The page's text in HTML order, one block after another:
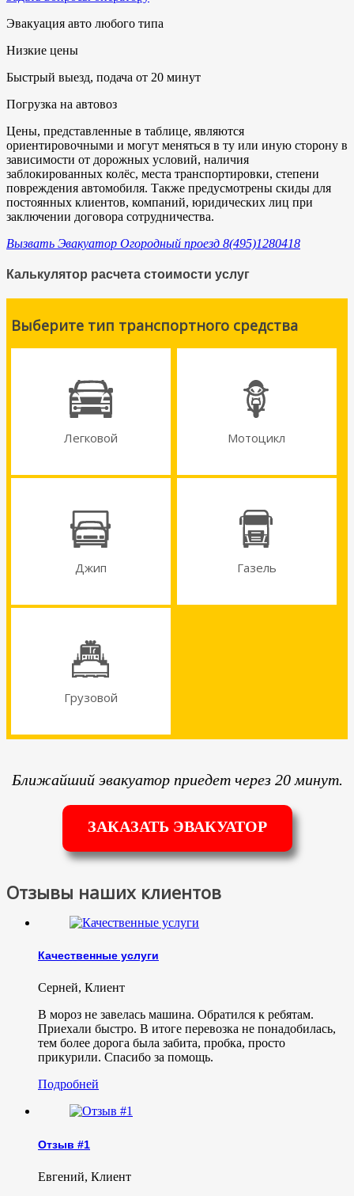
Эвакуация авто любого типа
Низкие цены
Быстрый выезд, подача от 20 минут
Погрузка на автовоз
Цены, представленные в таблице, являются
ориентировочными и могут меняться в ту или иную сторону в
зависимости от дорожных условий, наличия
заблокированных колёс, места транспортировки, степени
повреждения автомобиля. Также предусмотрены скиды для
постоянных клиентов, компаний, юридических лиц при
заключении договора сотрудничества.
Вызвать Эвакуатор Огородный проезд 8(495)1280418
Калькулятор расчета стоимости услуг
Выберите тип транспортного средства
Легковой Мотоцикл
Джип Газель
Грузовой
Ближайший эвакуатор приедет через 20 минут.
ЗАКАЗАТЬ ЭВАКУАТОР
Отзывы наших клиентов
Качественные услуги
Серней, Клиент
В мороз не завелась машина. Обратился к ребятам.
Приехали быстро. В итоге перевозка не понадобилась,
тем более дорога была забита, пробка, просто
прикурили. Спасибо за помощь.
Подробней
Отзыв #1
Евгений, Клиент